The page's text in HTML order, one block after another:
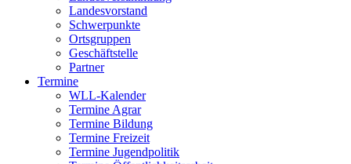
Landesvorstand
Schwerpunkte
Ortsgruppen
Geschäftstelle
Partner
Termine
WLL-Kalender
Termine Agrar
Termine Bildung
Termine Freizeit
Termine Jugendpolitik